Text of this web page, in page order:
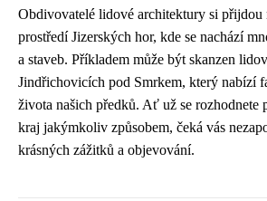
Obdivovatelé lidové architektury si přijdou
prostředí Jizerských hor, kde se nachází
a staveb. Příkladem může být skanzen
Jindřichovicích pod Smrkem, který nabízí
života našich předků. Ať už se rozhodnete
kraj jakýmkoliv způsobem, čeká vás
krásných zážitků a objevování.